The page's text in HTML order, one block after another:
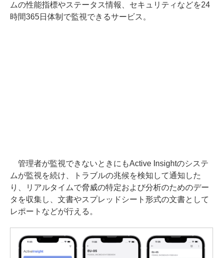
ムの性能指標やステータス情報、セキュリティなどを24
時間365日体制で監視できるサービス。
管理者が監視できないときにもActive Insightのシステ
ムが監視を続け、トラブルの兆候を検知して通知した
り、リアルタイムで脅威の特定および分析のためのデー
タを収集し、文書やスプレッドシート形式の文書として
レポートなどが行える。